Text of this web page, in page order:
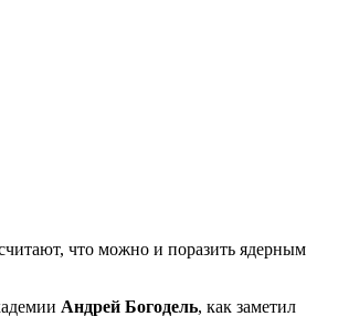
что можно и поразить ядерным
Андрей Богодель, как заметил